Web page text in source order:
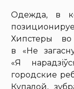
Одежда, в
Хипстеры
в «Не
«Я
городские
Купалой,